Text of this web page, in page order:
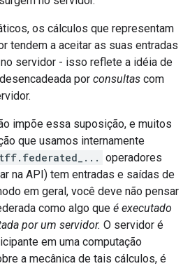
os cálculos que representam
tendem a aceitar as suas entradas
servidor - isso reflete a idéia de
por consultas com
impõe essa suposição, e muitos
que usamos internamente
tff.federated_... operadores
na API) tem entradas e saídas de
em geral, você deve não pensar
como algo que é executado
por um servidor. O servidor é
em uma computação
a mecânica de tais cálculos, é